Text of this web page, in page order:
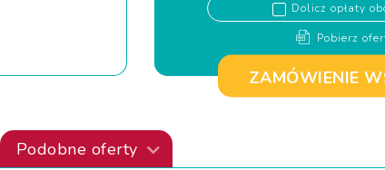
Dolicz opłaty
Pobierz
ZAMÓWIENIE
Podobne oferty